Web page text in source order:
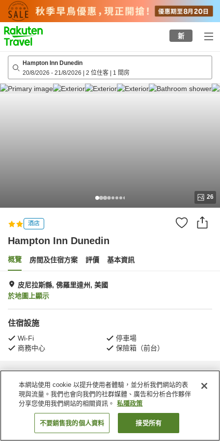
to
top
page
新
Hampton Inn Dunedin
20/8/2026 - 21/8/2026 | 2 位住客 | 1 間房
26
酒店
Hampton Inn Dunedin
概覽 房間及住宿方案 評價 基本資訊
皮尼拉斯縣, 佛羅里達州, 美國
於地圖上顯示
住宿設施
Wi-Fi
停車場
商務中心
保險箱（前台）
主頁 美國 佛羅里達州 皮尼拉斯縣 Hampton Inn Dunedin
找客房
本網站使用 cookie 以提升使用者體驗，並分析我們網站的表
現與流量。我們也會向我們的社群媒體、廣告和分析合作夥伴
分享您使用我們網站的相關資訊。
私隱政策
不要銷售我的個人資料 接受所有